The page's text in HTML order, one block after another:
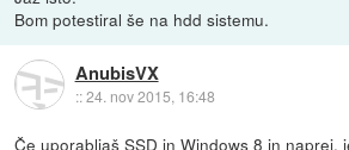
Bom potestiral še na hdd sistemu.
AnubisVX
::24. nov 2015, 16:48
Če uporabljaš SSD in Windows 8 in naprej,